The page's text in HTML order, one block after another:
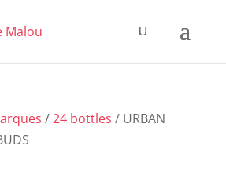
/24 bottles / URBAN